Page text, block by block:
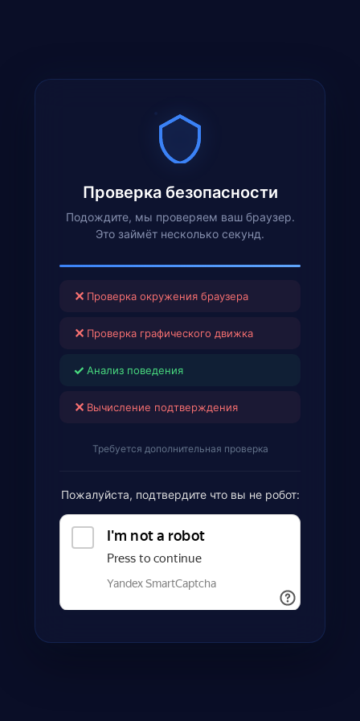
Проверка безопасности
Подождите, мы проверяем ваш браузер.
Это займёт несколько секунд.
✕ Проверка окружения браузера
✕ Проверка графического движка
✓ Анализ поведения
✕ Вычисление подтверждения
Требуется дополнительная проверка
Пожалуйста, подтвердите что вы не робот: